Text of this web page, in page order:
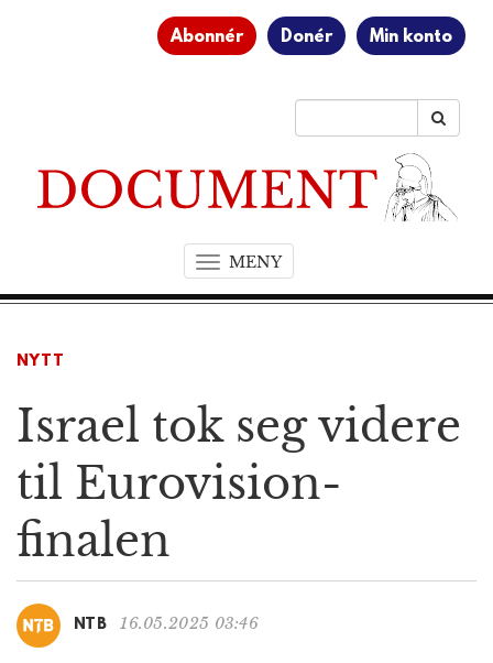
Abonnér Donér Min konto
MENYT
o
a
v
i
i
NYTT
Israel tok seg videre
til Eurovision-
finalen
NTB 16.05.2025 03:46